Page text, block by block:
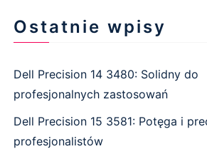
Ostatnie wpisy
Dell Precision 14 3480: Solidny do
profesjonalnych zastosowań
Dell Precision 15 3581: Potęga i
profesjonalistów